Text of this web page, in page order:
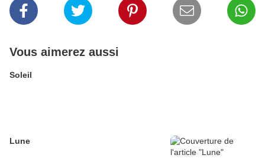
Vous aimerez aussi
Soleil
Lune